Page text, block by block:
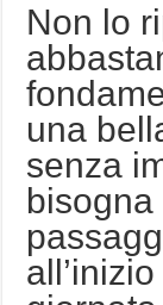
Non lo
una
senza